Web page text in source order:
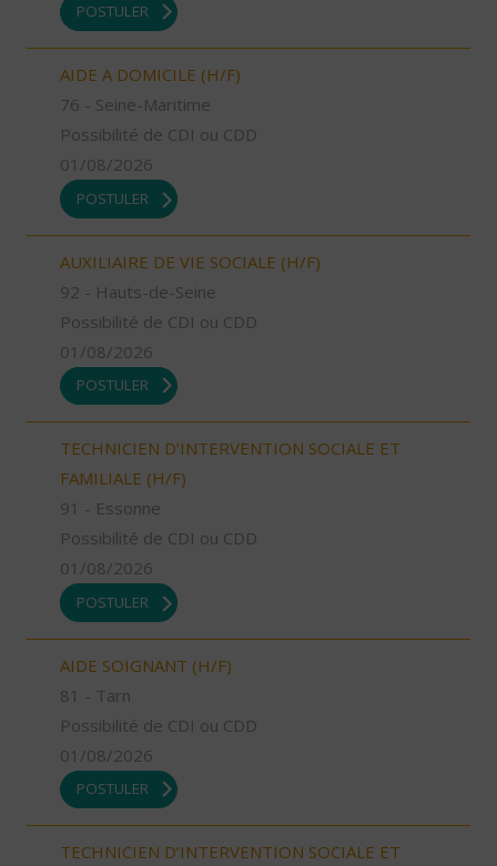
POSTULER
AIDE A DOMICILE (H/F)
76 - Seine-Maritime
Possibilité de CDI ou CDD
01/08/2026
POSTULER
AUXILIAIRE DE VIE SOCIALE (H/F)
92 - Hauts-de-Seine
Possibilité de CDI ou CDD
01/08/2026
POSTULER
TECHNICIEN D’INTERVENTION SOCIALE ET
FAMILIALE (H/F)
91 - Essonne
Possibilité de CDI ou CDD
01/08/2026
POSTULER
AIDE SOIGNANT (H/F)
81 - Tarn
Possibilité de CDI ou CDD
01/08/2026
POSTULER
TECHNICIEN D’INTERVENTION SOCIALE ET